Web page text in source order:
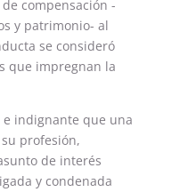
compensación -
y patrimonio- al
se consideró
que impregnan la
indignante que una
profesión,
de interés
y condenada